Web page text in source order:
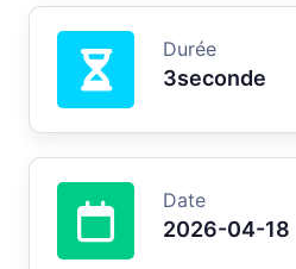
Durée
3seconde
Date
2026-04-18